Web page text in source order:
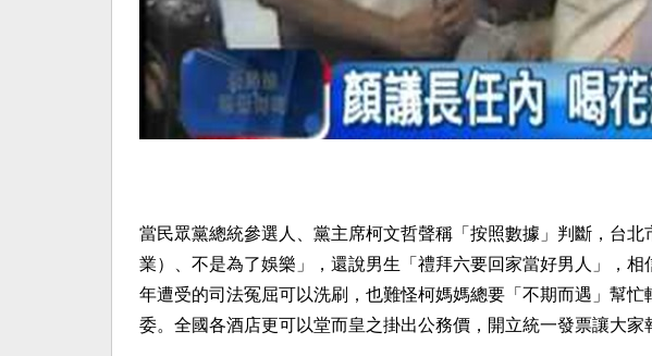
當民眾黨總統參選人、黨主席柯文哲聲稱「按照數據」判斷，台
業）、不是為了娛樂」，還說男生「禮拜六要回家當好男人」，
年遭受的司法冤屈可以洗刷，也難怪柯媽媽總要「不期而遇」幫
委。全國各酒店更可以堂而皇之掛出公務價，開立統一發票讓大家